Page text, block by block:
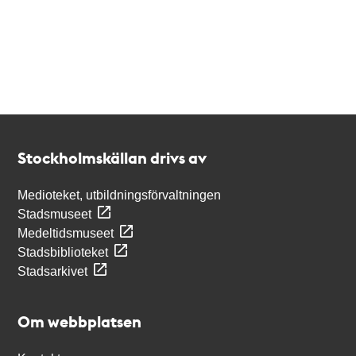
Stockholmskällan drivs av
Medioteket, utbildningsförvaltningen
Stadsmuseet
Medeltidsmuseet
Stadsbiblioteket
Stadsarkivet
Om webbplatsen